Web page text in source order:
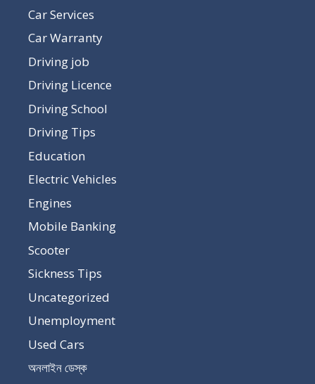
Car Services
Car Warranty
Driving job
Driving Licence
Driving School
Driving Tips
Education
Electric Vehicles
Engines
Mobile Banking
Scooter
Sickness Tips
Uncategorized
Unemployment
Used Cars
অনলাইন ডেস্ক